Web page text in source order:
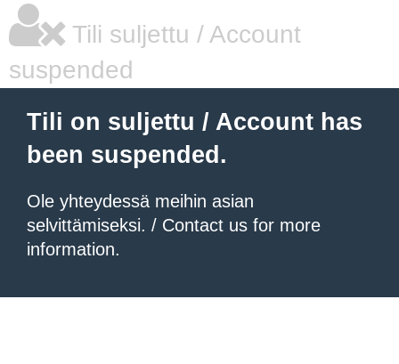
Tili suljettu / Account
suspended
Tili on suljettu / Account has
been suspended.
Ole yhteydessä meihin asian
selvittämiseksi. / Contact us for more
information.